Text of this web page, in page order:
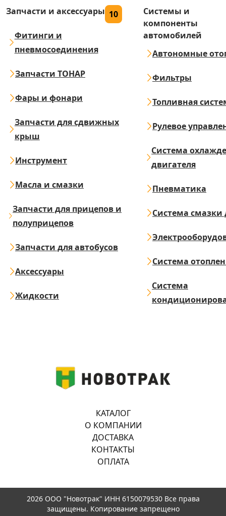
Запчасти и аксессуары 10
Фитинги и
пневмосоединения
Запчасти ТОНАР
Фары и фонари
Запчасти для сдвижных
крыш
Инструмент
Масла и смазки
Запчасти для прицепов и
полуприцепов
Запчасти для автобусов
Аксессуары
Жидкости
Системы и
компоненты
автомобилей
Автономные
Фильтры
Топливная
Рулевое
Система
двигателя
Пневматика
Система смазки
Система
Система
КАТАЛОГ
О КОМПАНИИ
ДОСТАВКА
КОНТАКТЫ
ОПЛАТА
2026 ООО "Новотрак" ИНН 6150079530 Все права
защищены. Копирование запрещено